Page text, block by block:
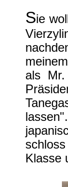
Sie
als Mr.
Klasse